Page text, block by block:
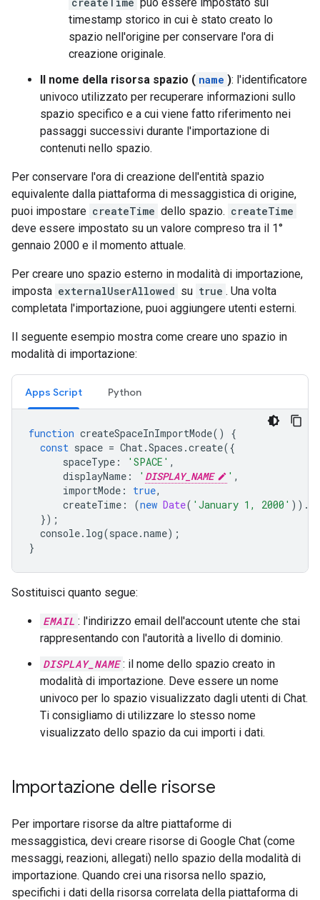
timestamp storico in cui è stato creato lo
spazio nell'origine per conservare l'ora di
creazione originale.
Il nome della risorsa spazio ( name ): l'identificatore
univoco utilizzato per recuperare informazioni sullo
spazio specifico e a cui viene fatto riferimento nei
passaggi successivi durante l'importazione di
contenuti nello spazio.
Per conservare l'ora di creazione dell'entità spazio
equivalente dalla piattaforma di messaggistica di origine,
puoi impostare createTime dello spazio. createTime
deve essere impostato su un valore compreso tra il 1°
gennaio 2000 e il momento attuale.
Per creare uno spazio esterno in modalità di importazione,
imposta externalUserAllowed su true . Una volta
completata l'importazione, puoi aggiungere utenti esterni.
Il seguente esempio mostra come creare uno spazio in
modalità di importazione:
Apps Script Python
function createSpaceInImportMode()
{
const space = Chat.Spaces .create({
spaceType : 'SPACE' ,
displayName : ' DISPLAY_NAME ' ,
importMode : true,
createTime : (new Date( 'January 1, 2000' )).
});
console. log(space.name);
}
Sostituisci quanto segue:
EMAIL : l'indirizzo email dell'account utente che stai
rappresentando con l'autorità a livello di dominio.
DISPLAY_NAME : il nome dello spazio creato in
modalità di importazione. Deve essere un nome
univoco per lo spazio visualizzato dagli utenti di Chat.
Ti consigliamo di utilizzare lo stesso nome
visualizzato dello spazio da cui importi i dati.
Importazione delle risorse
Per importare risorse da altre piattaforme di
messaggistica, devi creare risorse di Google Chat (come
messaggi, reazioni, allegati) nello spazio della modalità di
importazione. Quando crei una risorsa nello spazio,
specifichi i dati della risorsa correlata della piattaforma di